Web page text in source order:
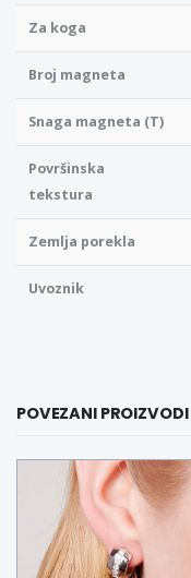
Za koga
Broj magneta
Snaga magneta (T)
Površinska
tekstura
Zemlja porekla
Uvoznik
POVEZANI PROIZVODI